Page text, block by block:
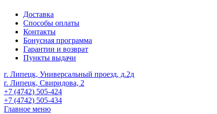
Доставка
Способы оплаты
Контакты
Бонусная программа
Гарантии и возврат
Пункты выдачи
г. Липецк, Универсальный проезд, д.2д
г. Липецк, Свиридова, 2
+7 (4742) 505-424
+7 (4742) 505-434
Главное меню